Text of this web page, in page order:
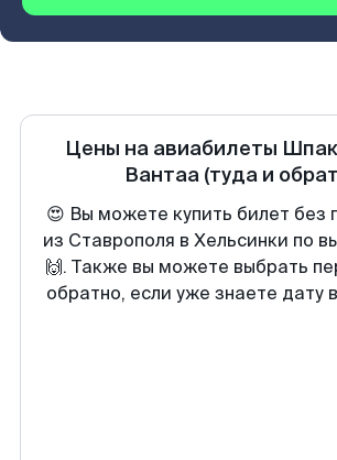
Цены на авиабилеты
Вантаа (туда и
😍 Вы можете купить билет без
из Ставрополя в Хельсинки по
🙌. Также вы можете выбрать
обратно, если уже знаете дату